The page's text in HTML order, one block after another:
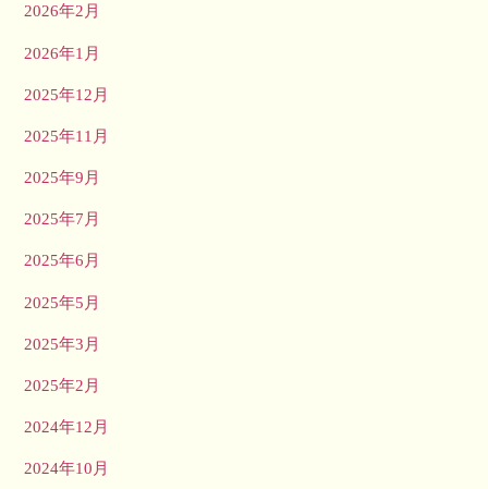
2026年2月
2026年1月
2025年12月
2025年11月
2025年9月
2025年7月
2025年6月
2025年5月
2025年3月
2025年2月
2024年12月
2024年10月